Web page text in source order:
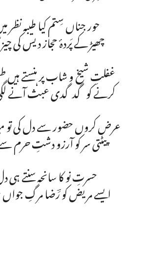
حور جناں سِتم کیا طیبہ نظر
چھیڑ کے پَردۂ حجاز دیس کی
غفلتِ شیخ و شاب پر ہنستے ہیں
کرنے کو گدگدی عبث آنے
عرض کروں حضور سے دل کی
پیٹتی سر کو آرزو دشتِ حرم
حسرتِ نو کا سانحہ سنتے ہی
ایسے مریض کو رَؔضا مرگِ جواں